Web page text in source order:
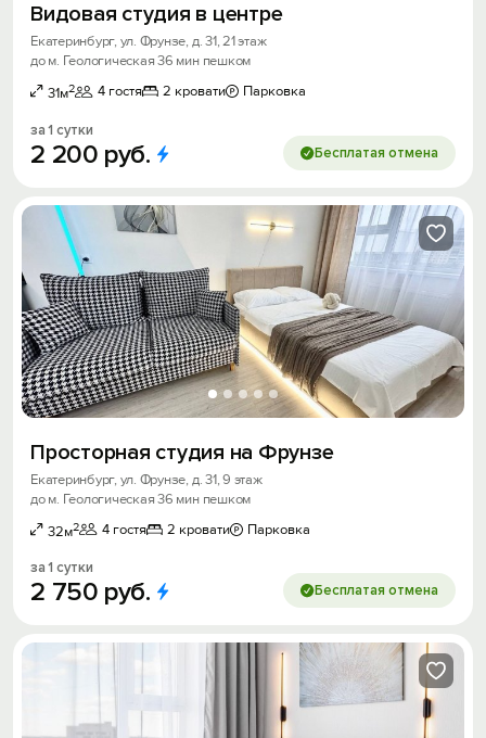
Видовая студия в центре
Екатеринбург, ул. Фрунзе, д. 31, 21 этаж
до м. Геологическая 36 мин пешком
31м2 4 гостя 2 кровати Парковка
за 1 сутки
2 200 руб. Бесплатая отмена
Просторная студия на Фрунзе
Екатеринбург, ул. Фрунзе, д. 31, 9 этаж
до м. Геологическая 36 мин пешком
32м2 4 гостя 2 кровати Парковка
за 1 сутки
2 750 руб. Бесплатая отмена